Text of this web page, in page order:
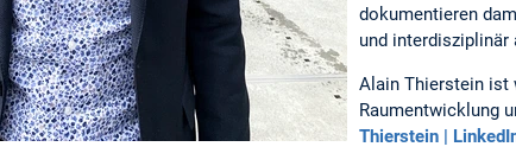
dokumentieren
und interdisziplinär
Alain Thierstein ist
Raumentwicklung
Thierstein |